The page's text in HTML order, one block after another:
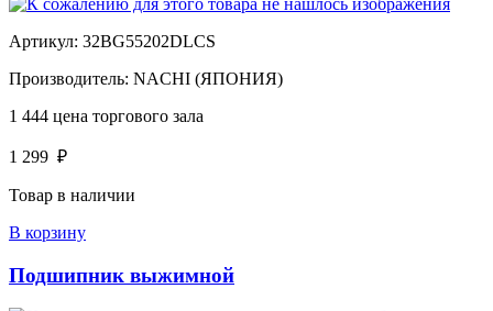
Артикул: 32BG55202DLCS
Производитель: NACHI (ЯПОНИЯ)
1 444 цена торгового зала
1 299 ₽
Товар в наличии
В корзину
Подшипник выжимной